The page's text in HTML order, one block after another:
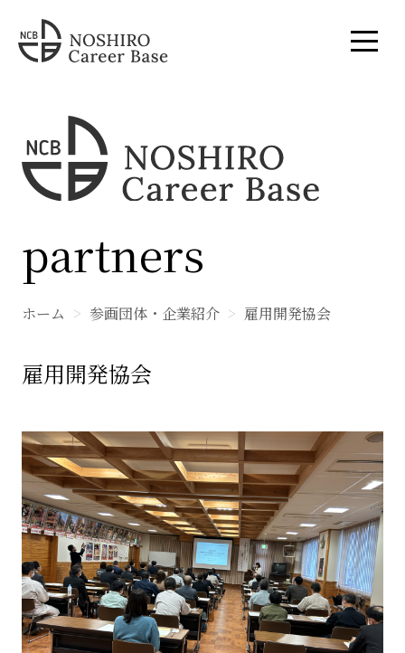
partners
ホーム 参画団体・企業紹介 雇用開発協会
雇用開発協会